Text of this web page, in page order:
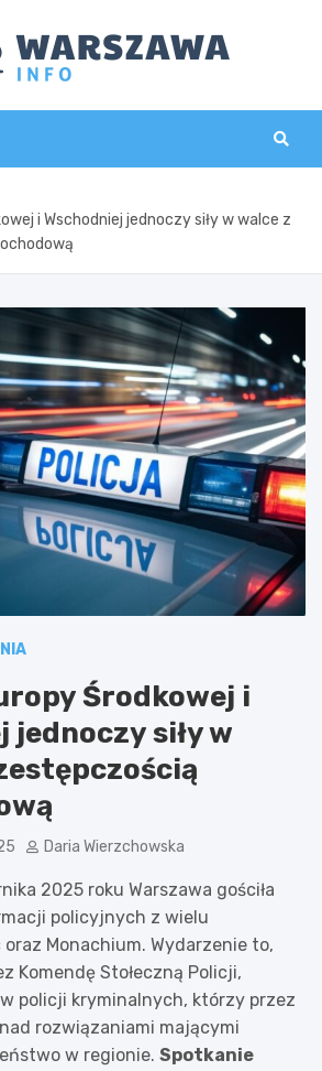
i Wschodniej jednoczy siły w walce z
Środkowej i
jednoczy siły w
Daria Wierzchowska
2025 roku Warszawa gościła
policyjnych z wielu
Monachium. Wydarzenie to,
Komendę Stołeczną Policji,
policji kryminalnych, którzy przez
rozwiązaniami mającymi
w regionie. Spotkanie